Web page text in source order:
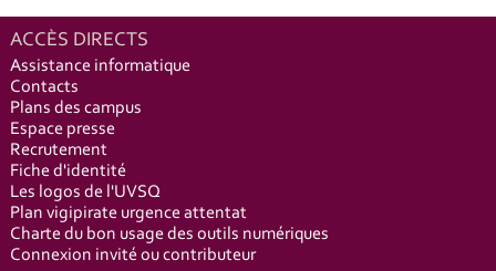
ACCÈS DIRECTS
Assistance informatique
Contacts
Plans des campus
Espace presse
Recrutement
Fiche d'identité
Les logos de l'UVSQ
Plan vigipirate urgence attentat
Charte du bon usage des outils numériques
Connexion invité ou contributeur